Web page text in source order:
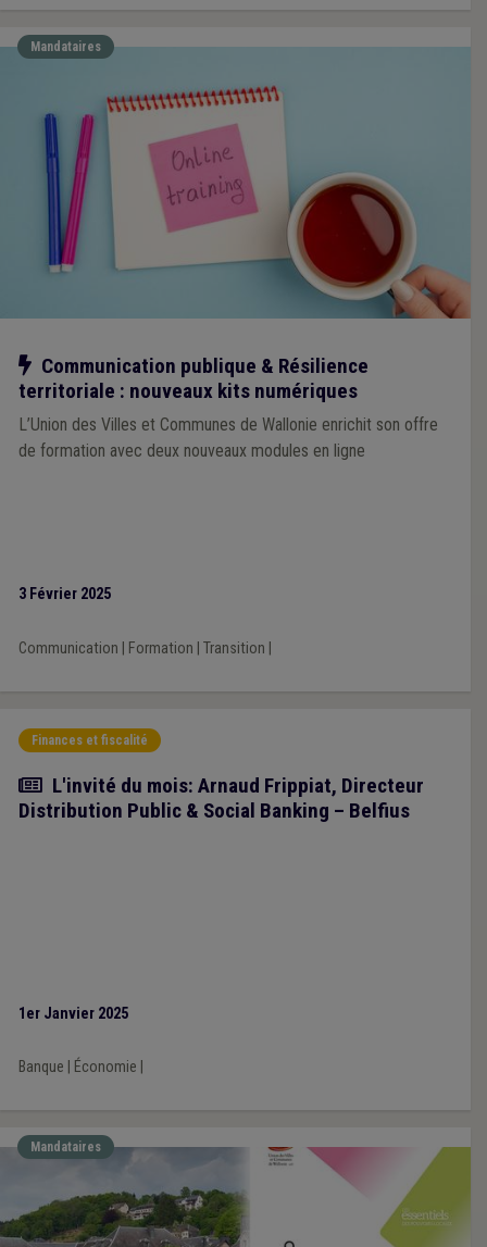
Mandataires
Notre action
Communication publique & Résilience
territoriale : nouveaux kits numériques
L’Union des Villes et Communes de Wallonie enrichit son offre
de formation avec deux nouveaux modules en ligne
3 Février 2025
Communication Formation Transition
Finances et fiscalité
Article
L'invité du mois: Arnaud Frippiat, Directeur
Distribution Public & Social Banking – Belfius
1er Janvier 2025
Banque Économie
Mandataires